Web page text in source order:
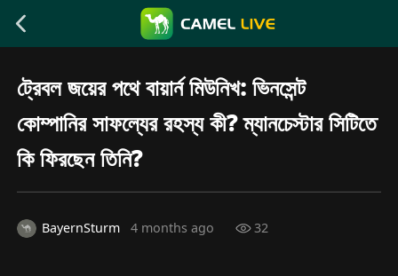
ট্রেবল জয়ের পথে বায়ার্ন মিউনিখ: ভিনসেন্ট
কোম্পানির সাফল্যের রহস্য কী? ম্যানচেস্টার সিটিতে
কি ফিরছেন তিনি?
BayernSturm 4 months ago 32